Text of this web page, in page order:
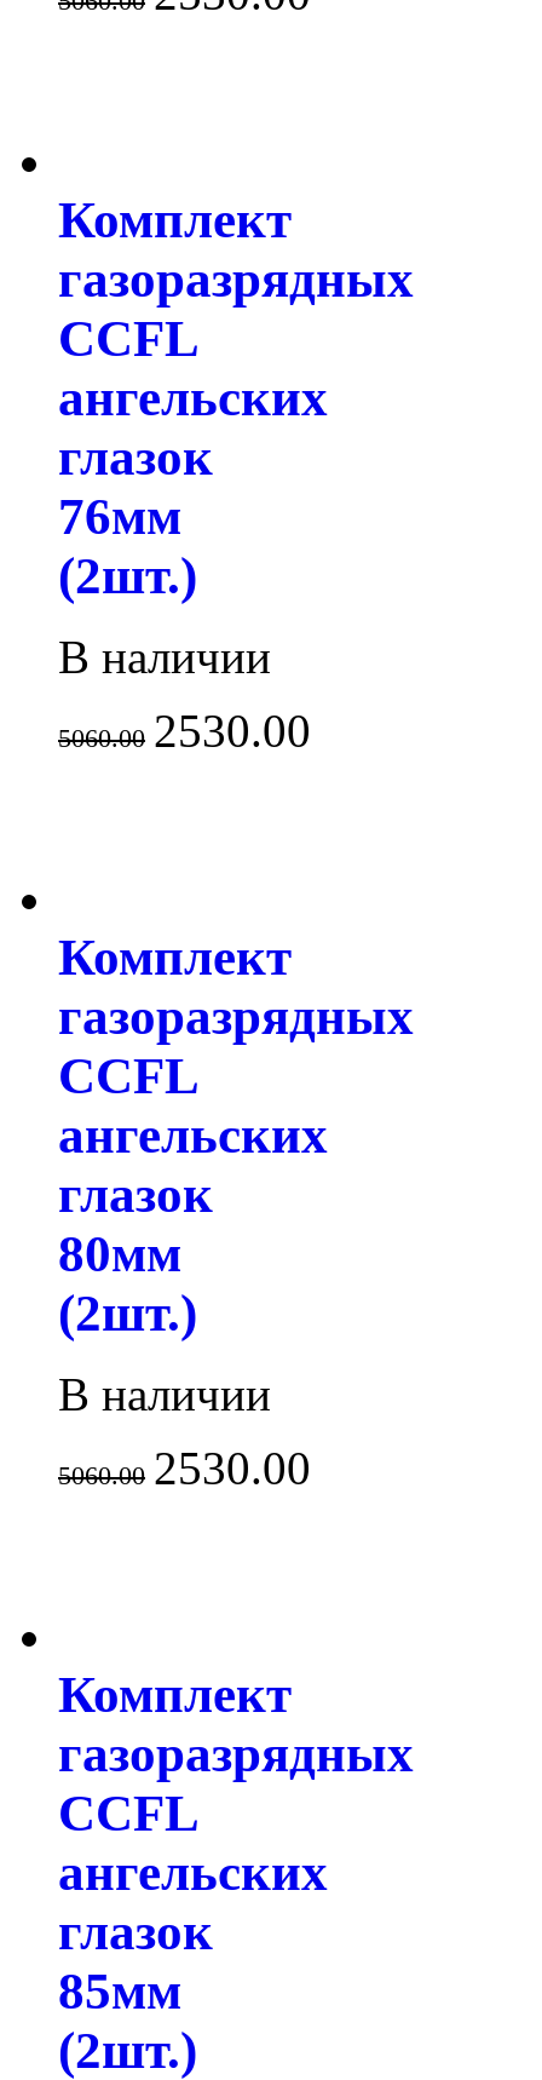
Комплект
газоразрядных
CCFL
ангельских
глазок
76мм
(2шт.)
В наличии
5060.00 2530.00
Комплект
газоразрядных
CCFL
ангельских
глазок
80мм
(2шт.)
В наличии
5060.00 2530.00
Комплект
газоразрядных
CCFL
ангельских
глазок
85мм
(2шт.)